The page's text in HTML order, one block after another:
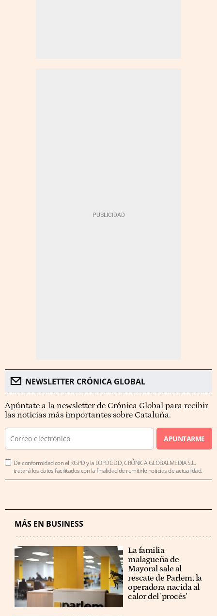
NEWSLETTER CRÓNICA GLOBAL
Apúntate a la newsletter de Crónica Global para recibir
las noticias más importantes sobre Cataluña.
APUNTARME
De conformidad con el RGPD y la LOPDGDD, CRÓNICA GLOBALMEDIA S.L.
tratará los datos facilitados con la finalidad de remitirle noticias de actualidad.
MÁS EN BUSINESS
La familia
malagueña de
Mayoral sale al
rescate de Parlem, la
operadora nacida al
calor del 'procés'